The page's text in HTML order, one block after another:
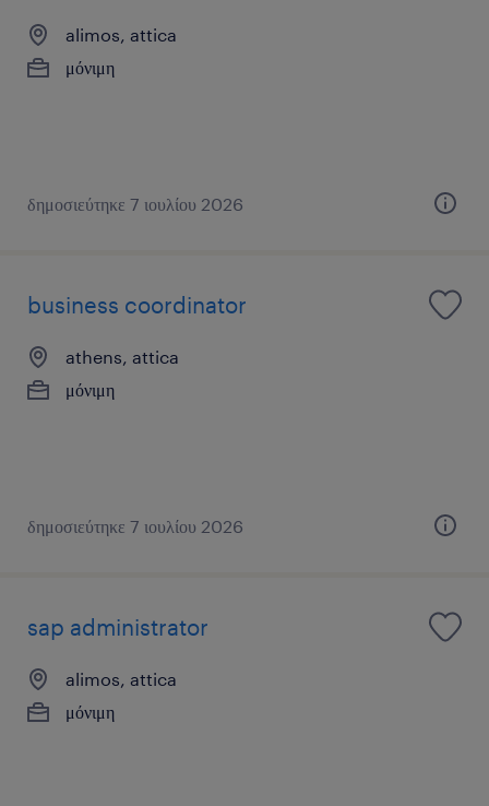
alimos, attica
μόνιμη
δημοσιεύτηκε 7 ιουλίου 2026
business coordinator
athens, attica
μόνιμη
δημοσιεύτηκε 7 ιουλίου 2026
sap administrator
alimos, attica
μόνιμη